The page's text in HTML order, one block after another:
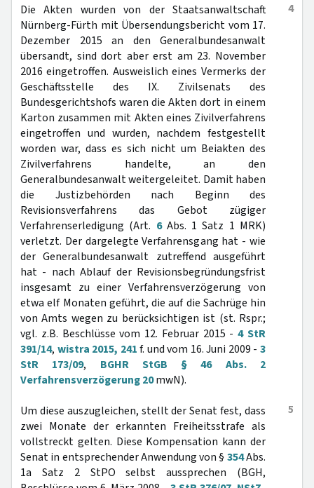
4
Die Akten wurden von der Staatsanwaltschaft
Nürnberg-Fürth mit Übersendungsbericht vom 17.
Dezember 2015 an den Generalbundesanwalt
übersandt, sind dort aber erst am 23. November
2016 eingetroffen. Ausweislich eines Vermerks der
Geschäftsstelle des IX. Zivilsenats des
Bundesgerichtshofs waren die Akten dort in einem
Karton zusammen mit Akten eines Zivilverfahrens
eingetroffen und wurden, nachdem festgestellt
worden war, dass es sich nicht um Beiakten des
Zivilverfahrens handelte, an den
Generalbundesanwalt weitergeleitet. Damit haben
die Justizbehörden nach Beginn des
Revisionsverfahrens das Gebot zügiger
Verfahrenserledigung (Art. 6Abs. 1 Satz 1 MRK)
verletzt. Der dargelegte Verfahrensgang hat - wie
der Generalbundesanwalt zutreffend ausgeführt
hat - nach Ablauf der Revisionsbegründungsfrist
insgesamt zu einer Verfahrensverzögerung von
etwa elf Monaten geführt, die auf die Sachrüge hin
von Amts wegen zu berücksichtigen ist (st. Rspr.;
vgl. z.B. Beschlüsse vom 12. Februar 2015 -4 StR
391/14, wistra 2015, 241f. und vom 16. Juni 2009 -3
StR 173/09, BGHR StGB § 46 Abs. 2
Verfahrensverzögerung 20mwN).
5
Um diese auszugleichen, stellt der Senat fest, dass
zwei Monate der erkannten Freiheitsstrafe als
vollstreckt gelten. Diese Kompensation kann der
Senat in entsprechender Anwendung von § 354Abs.
1a Satz 2 StPO selbst aussprechen (BGH,